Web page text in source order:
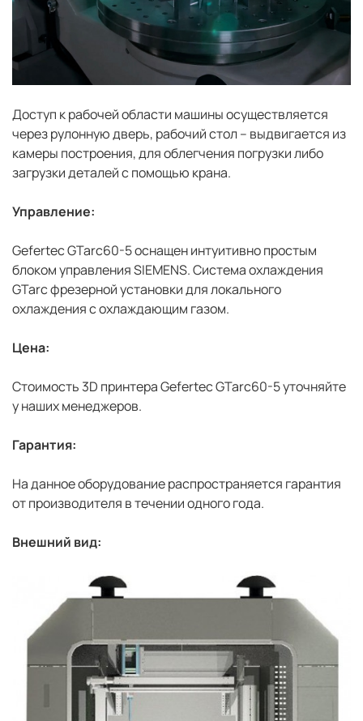
Доступ к рабочей области машины осуществляется
через рулонную дверь, рабочий стол – выдвигается из
камеры построения, для облегчения погрузки либо
загрузки деталей с помощью крана.
Управление:
Gefertec GTarc60-5 оснащен интуитивно простым
блоком управления SIEMENS. Система охлаждения
GTarc фрезерной установки для локального
охлаждения с охлаждающим газом.
Цена:
Стоимость 3D принтера Gefertec GTarc60-5 уточняйте
у наших менеджеров.
Гарантия:
На данное оборудование распространяется гарантия
от производителя в течении одного года.
Внешний вид: